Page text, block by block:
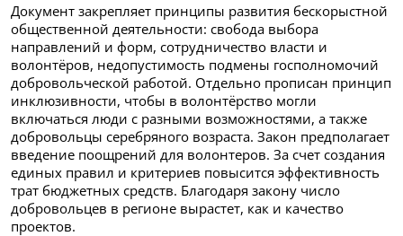
Документ закрепляет принципы развития бескорыстной
общественной деятельности: свобода выбора
направлений и форм, сотрудничество власти и
волонтёров, недопустимость подмены госполномочий
добровольческой работой. Отдельно прописан принцип
инклюзивности, чтобы в волонтёрство могли
включаться люди с разными возможностями, а также
добровольцы серебряного возраста. Закон предполагает
введение поощрений для волонтеров. За счет создания
единых правил и критериев повысится эффективность
трат бюджетных средств. Благодаря закону число
добровольцев в регионе вырастет, как и качество
проектов.